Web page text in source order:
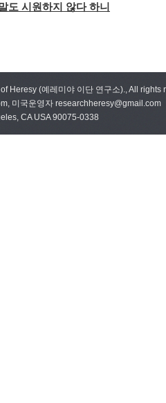
도 시원하지 않다 하니
Heresy (예레미야 이단 연구소)., All rights
미국운영자 researchheresy@gmail.com
CA USA 90075-0338